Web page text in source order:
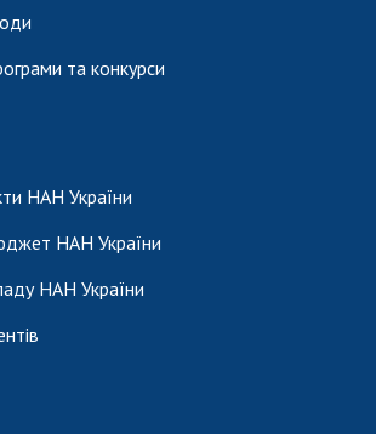
та конкурси
НАН України
НАН України
НАН України